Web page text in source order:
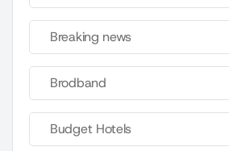
Breaking news
Brodband
Budget Hotels